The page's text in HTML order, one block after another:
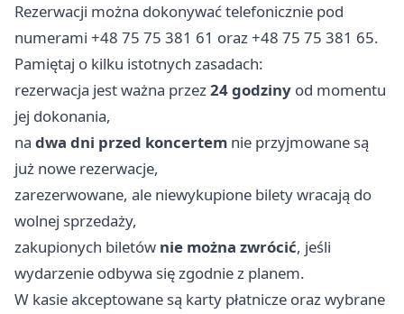
Rezerwacji można dokonywać telefonicznie pod
numerami +48 75 75 381 61 oraz +48 75 75 381 65.
Pamiętaj o kilku istotnych zasadach:
rezerwacja jest ważna przez24 godziny od momentu
jej dokonania,
na dwa dni przed koncertem nie przyjmowane są
już nowe rezerwacje,
zarezerwowane, ale niewykupione bilety wracają do
wolnej sprzedaży,
zakupionych biletów nie można zwrócić, jeśli
wydarzenie odbywa się zgodnie z planem.
W kasie akceptowane są karty płatnicze oraz wybrane